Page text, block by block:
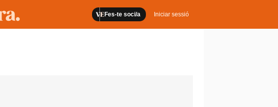
Fes-te soci/a Iniciar sessió